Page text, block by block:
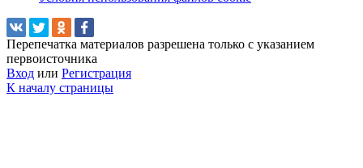
Перепечатка материалов разрешена только с указанием
первоисточника
Вход или Регистрация
К началу страницы